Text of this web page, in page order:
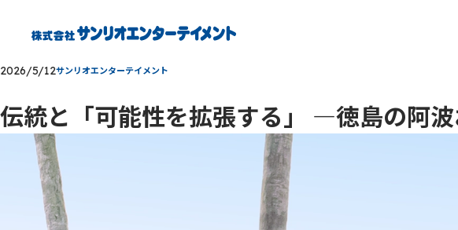
2026/5/12サンリオエンターテイメント
伝統と「可能性を拡張する」 ―徳島の阿